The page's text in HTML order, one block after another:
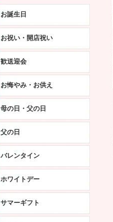
お誕生日
お祝い・開店祝い
歓送迎会
お悔やみ・お供え
母の日・父の日
父の日
バレンタイン
ホワイトデー
サマーギフト